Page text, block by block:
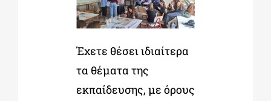
Έχετε θέσει ιδιαίτερα
τα θέματα της
εκπαίδευσης, με όρους